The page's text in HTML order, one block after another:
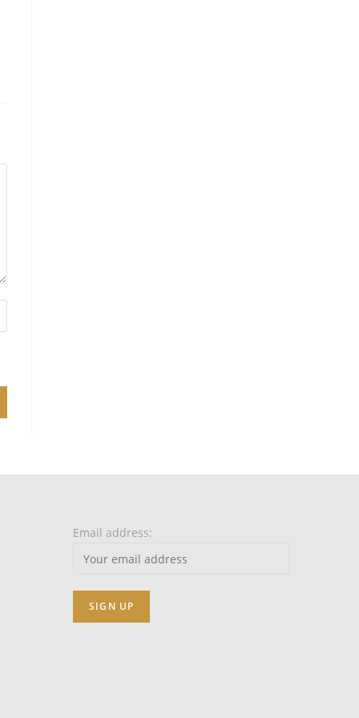
Email address: